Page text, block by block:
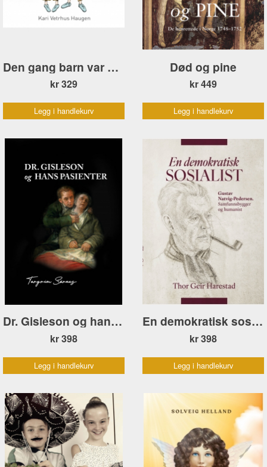
Den gang barn var barn
kr 329
Legg i handlekurv
Død og pine
kr 449
Legg i handlekurv
Dr. Gisleson og hans pasienter
kr 398
Legg i handlekurv
En demokratisk sosialist. Gustav Natvig-Pedersen
kr 398
Legg i handlekurv